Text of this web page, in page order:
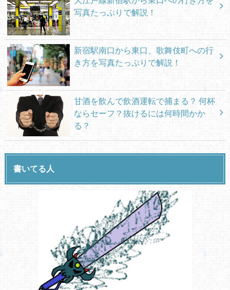
写真たっぷりで解説！
新宿駅南口から東口、歌舞伎町への行
き方を写真たっぷりで解説！
甘酒を飲んで飲酒運転で捕まる？ 何杯
ならセーフ？抜けるには何時間かか
る？
書いてる人